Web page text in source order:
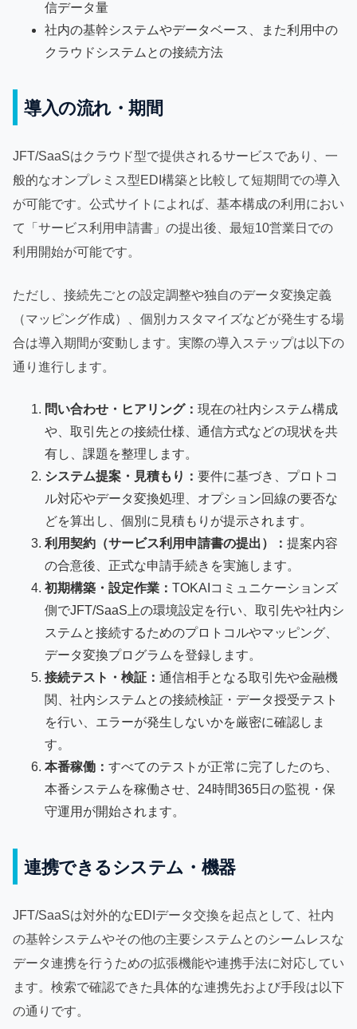
信データ量
社内の基幹システムやデータベース、また利用中の
クラウドシステムとの接続方法
導入の流れ・期間
JFT/SaaSはクラウド型で提供されるサービスであり、一
般的なオンプレミス型EDI構築と比較して短期間での導入
が可能です。公式サイトによれば、基本構成の利用におい
て「サービス利用申請書」の提出後、最短10営業日での
利用開始が可能です。
ただし、接続先ごとの設定調整や独自のデータ変換定義
（マッピング作成）、個別カスタマイズなどが発生する場
合は導入期間が変動します。実際の導入ステップは以下の
通り進行します。
問い合わせ・ヒアリング： 現在の社内システム構成
や、取引先との接続仕様、通信方式などの現状を共
有し、課題を整理します。
システム提案・見積もり： 要件に基づき、プロトコ
ル対応やデータ変換処理、オプション回線の要否な
どを算出し、個別に見積もりが提示されます。
利用契約（サービス利用申請書の提出）： 提案内容
の合意後、正式な申請手続きを実施します。
初期構築・設定作業： TOKAIコミュニケーションズ
側でJFT/SaaS上の環境設定を行い、取引先や社内シ
ステムと接続するためのプロトコルやマッピング、
データ変換プログラムを登録します。
接続テスト・検証： 通信相手となる取引先や金融機
関、社内システムとの接続検証・データ授受テスト
を行い、エラーが発生しないかを厳密に確認しま
す。
本番稼働： すべてのテストが正常に完了したのち、
本番システムを稼働させ、24時間365日の監視・保
守運用が開始されます。
連携できるシステム・機器
JFT/SaaSは対外的なEDIデータ交換を起点として、社内
の基幹システムやその他の主要システムとのシームレスな
データ連携を行うための拡張機能や連携手法に対応してい
ます。検索で確認できた具体的な連携先および手段は以下
の通りです。